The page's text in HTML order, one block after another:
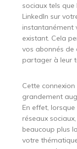
sociaux tels
LinkedIn sur
instantanément
existant. Cela
vos abonnés de
partager à leur
Cette
grandement
En effet,
réseaux
beaucoup plus
votre